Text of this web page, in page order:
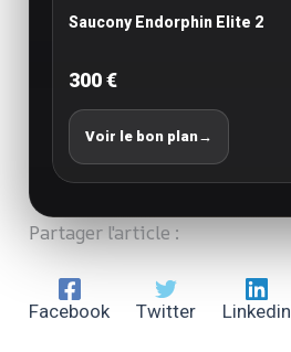
Saucony Endorphin Elite 2
300 €
Voir le bon plan→
Partager l'article :
Facebook Twitter Linkedin